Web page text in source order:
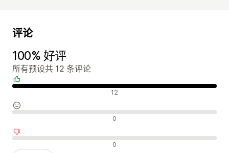
评论
100% 好评
所有预设共 12 条评论
好评 12
中评 0
差评 0